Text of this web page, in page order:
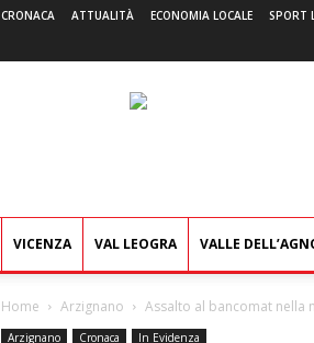
CRONACA ATTUALITÀ ECONOMIA LOCALE SPORT
VICENZA VAL LEOGRA VALLE
Home Arzignano Assalto al bancomat nella
Arzignano Cronaca In Evidenza